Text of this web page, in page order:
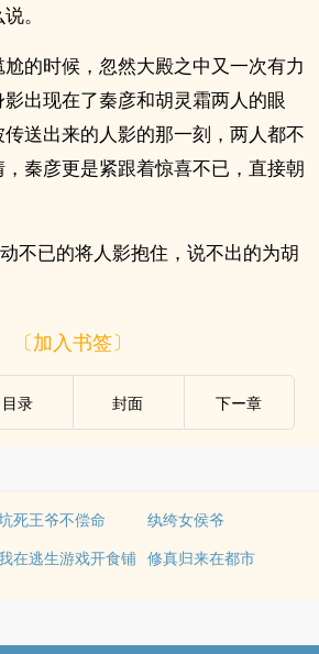
。
的时候，忽然大殿之中又一次有力
出现在了秦彦和胡灵霜两人的眼
送出来的人影的那一刻，两人都不
秦彦更是紧跟着惊喜不已，直接朝
不已的将人影抱住，说不出的为胡
〔加入书签〕
目录 封面 下ー章
死王爷不偿命
纨绔女侯爷
在逃生游戏开食铺 修真归来在都市